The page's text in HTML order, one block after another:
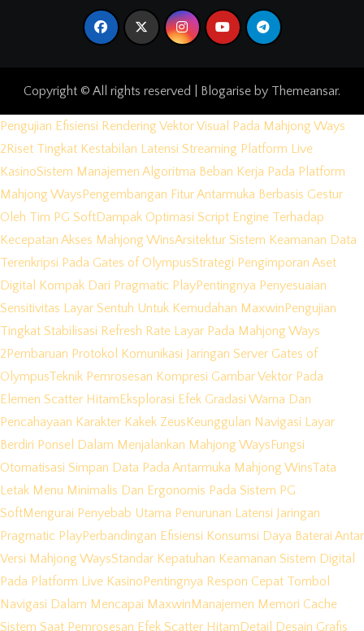
Copyright © All rights reserved Blogarise by Themeansar.
Pengujian Efisiensi Rendering Vektor Visual Pada Mahjong Ways
2 Riset Tingkat Kestabilan Latensi Streaming Platform Live
KasinoSistem Manajemen Algoritma Beban Kerja Pada Platform
Mahjong Ways Pengembangan Fitur Antarmuka Berbasis Gestur
Oleh Tim PG SoftDampak Optimasi Script Engine Terhadap
Kecepatan Akses Mahjong WinsArsitektur Sistem Keamanan Data
Terenkripsi Pada Gates of OlympusStrategi Pengimporan Aset
Digital Kompak Dari Pragmatic PlayPentingnya Penyesuaian
Sensitivitas Layar Sentuh Untuk Kemudahan Maxwin Pengujian
Tingkat Stabilisasi Refresh Rate Layar Pada Mahjong Ways
2 Pembaruan Protokol Komunikasi Jaringan Server Gates of
OlympusTeknik Pemrosesan Kompresi Gambar Vektor Pada
Elemen Scatter Hitam Eksplorasi Efek Gradasi Warna Dan
Pencahayaan Karakter Kakek Zeus Keunggulan Navigasi Layar
Berdiri Ponsel Dalam Menjalankan Mahjong Ways Fungsi
Otomatisasi Simpan Data Pada Antarmuka Mahjong WinsTata
Letak Menu Minimalis Dan Ergonomis Pada Sistem PG
SoftMengurai Penyebab Utama Penurunan Latensi Jaringan
Pragmatic PlayPerbandingan Efisiensi Konsumsi Daya Baterai Antar
Versi Mahjong WaysStandar Kepatuhan Keamanan Sistem Digital
Pada Platform Live Kasino Pentingnya Respon Cepat Tombol
Navigasi Dalam Mencapai Maxwin Manajemen Memori Cache
Sistem Saat Pemrosesan Efek Scatter Hitam Detail Desain Grafis